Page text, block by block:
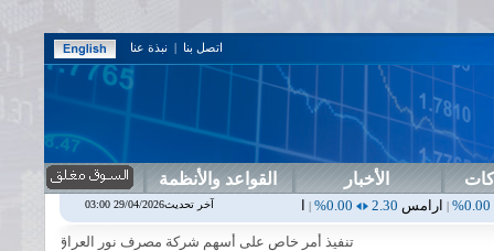
اتصل بنا | نبذة عنا
الأخبار القواعد والأنظمة
2.30
0.00%
|اربيل0.00 اس بنك0.00
0.00%
|اسفنج
تنفيذ أمر خاص على أسهم شركة مصرف نور العراق في جلسة الاربعاء